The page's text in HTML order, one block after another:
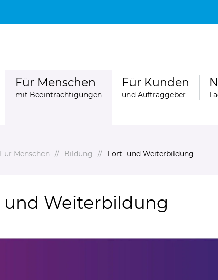
Für Menschen
mit Beeinträchtigungen
Für Kunden
und Auftraggeber
Für Menschen Bildung Fort- und Weiterbildung
und Weiterbildung